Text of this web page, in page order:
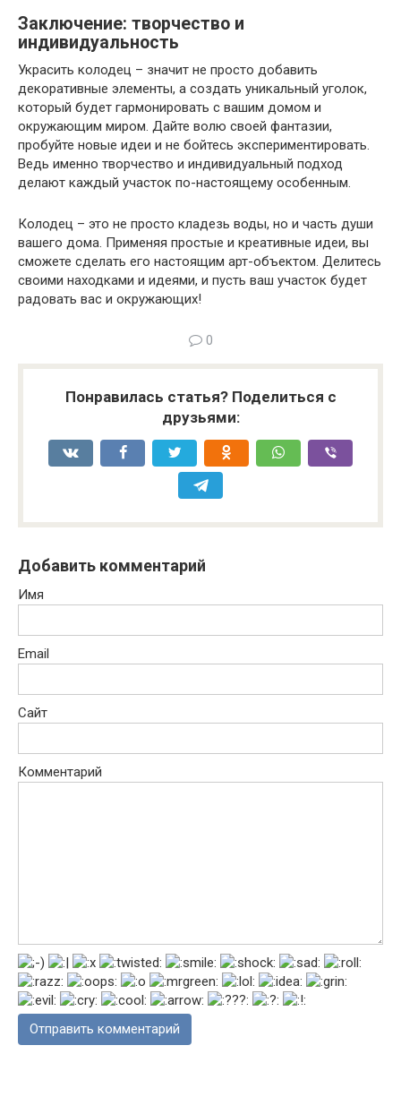
Заключение: творчество и
индивидуальность
Украсить колодец – значит не просто добавить
декоративные элементы, а создать уникальный уголок,
который будет гармонировать с вашим домом и
окружающим миром. Дайте волю своей фантазии,
пробуйте новые идеи и не бойтесь экспериментировать.
Ведь именно творчество и индивидуальный подход
делают каждый участок по-настоящему особенным.
Колодец – это не просто кладезь воды, но и часть души
вашего дома. Применяя простые и креативные идеи, вы
сможете сделать его настоящим арт-объектом. Делитесь
своими находками и идеями, и пусть ваш участок будет
радовать вас и окружающих!
0
Понравилась статья? Поделиться с
друзьями:
Добавить комментарий
Имя
Email
Сайт
Комментарий